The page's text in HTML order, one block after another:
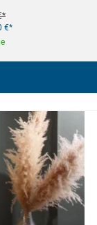
€*